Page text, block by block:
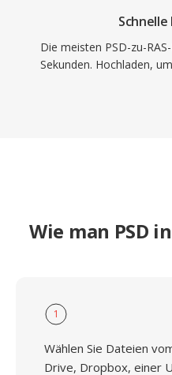
Schnelle
Die meisten PSD-zu-
Sekunden. Hochladen,
Wie man PSD
1
Wählen Sie Dateien
Drive, Dropbox, einer